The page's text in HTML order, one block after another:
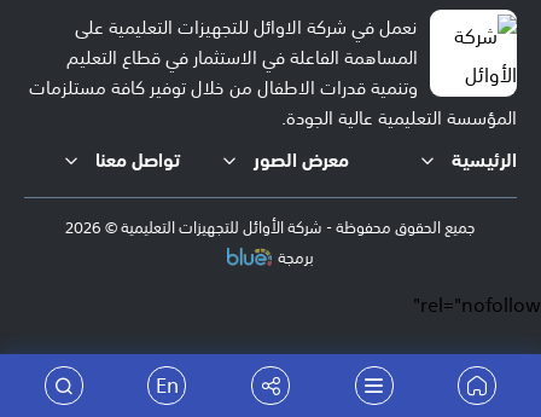
En
نعمل في شركة الاوائل للتجهيزات التعليمية على
المساهمة الفاعلة في الاستثمار في قطاع التعليم
وتنمية قدرات الاطفال من خلال توفير كافة مستلزمات
المؤسسة التعليمية عالية الجودة.
الرئيسية
معرض الصور تواصل معنا
جميع الحقوق محفوظة - شركة الأوائل للتجهيزات التعليمية © 2026
برمجة
rel="nofollow"